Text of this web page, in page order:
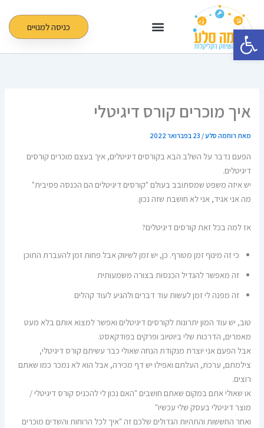
פתח סרגל נגישות
לתוכן
כניסה למנויים
איך מוכרים קורס דיגיטלי
מאת רוחמה סלע/ 23 בפברואר 2022
הפעם נדבר על השלב הבא בקורסים דיגיטלים, איך בעצם מוכרים קורסים
דיגיטלים.
יש איזה משפט שמסתובב בעולם "קורסים דיגיטלים הם הכנסה פסיבית"
מה אני אגיד, אני לא חושבת שזה נכון.
אז למה בכל זאת קורסים דיגיטלים?
כי זה מינוף זמן מטורף. כן, יש זמן לשיווק אבל פחות זמן להעברת התוכן
זה מאפשר להגדיל הכנסות בצורה משמעותית
זה מפנה לי זמן לעשות עוד דברים ולהגיע לעוד קהלים
טוב, יש עוד המון יתרונות לקורסים דיגיטלים ואפשר למצוא אותם בלא מעט
מאמרים, הדרכות שלי ביוטיוב ופרקים בפודקאסט.
אבל הפעם אני יוצרת מנקודת הנחה שאולי כבר עשיתם קורס דיגיטלי,
צילמתם, ערכת, העלתם ואפילו יש דף מכירה, אבל הוא לא נמכר כמו שאתם
רוצים.
או שאולי אתם במקום שאתם חושבים "האם נכון לי להכניס קורס דיגיטלי /
מוצר דיגיטלי בעסק שלי עכשיו"
ואחר החששות והתהיות הגדולים שלכם זה "איך לכל הרוחות והשדים מוכרים